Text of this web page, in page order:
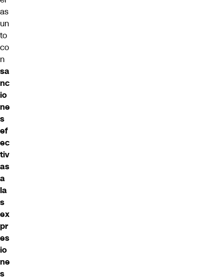
as
un
to
co
n
sa
nc
io
ne
s
ef
ec
tiv
as
a
la
s
ex
pr
es
io
ne
s